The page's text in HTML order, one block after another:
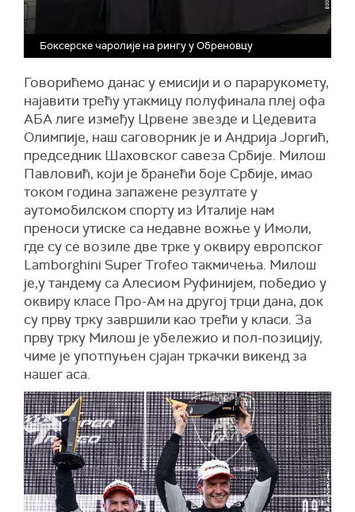
Боксерске чаролије на рингу у Обреновцу
Говорићемо данас у емисији и о парарукомету,
најавити трећу утакмицу полуфинала плеј офа
АБА лиге између Црвене звезде и Цедевита
Олимпије, наш саговорник је и Андрија Јоргић,
председник Шаховског савеза Србије. Милош
Павловић, који је бранећи боје Србије, имао
током година запажене резултате у
аутомобилском спорту из Италије нам
преноси утиске са недавне вожње у Имоли,
где су се возиле две трке у оквиру европског
Lamborghini Super Trofeo такмичења. Милош
је,у тандему са Алесиом Руфинијем, победио у
оквиру класе Про-Ам на другој трци дана, док
су прву трку завршили као трећи у класи. За
прву трку Милош је убележио и пол-позицију,
чиме је употпуњен сјајан тркачки викенд за
нашег аса.